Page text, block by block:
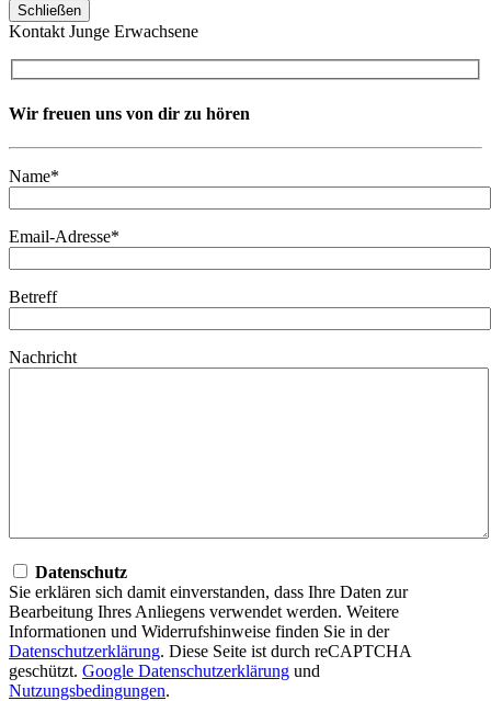
Schließen
Kontakt Junge Erwachsene
Wir freuen uns von dir zu hören
Name*
Email-Adresse*
Betreff
Nachricht
Datenschutz
Sie erklären sich damit einverstanden, dass Ihre Daten zur
Bearbeitung Ihres Anliegens verwendet werden. Weitere
Informationen und Widerrufshinweise finden Sie in der
Datenschutzerklärung. Diese Seite ist durch reCAPTCHA
geschützt. Google Datenschutzerklärung und
Nutzungsbedingungen.